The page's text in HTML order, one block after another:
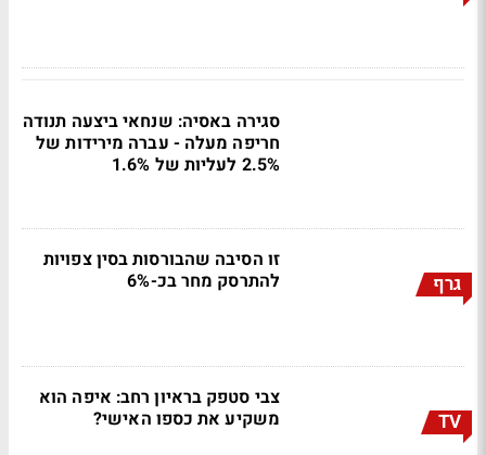
סגירה באסיה: שנחאי ביצעה תנודה
חריפה מעלה - עברה מירידות של
2.5% לעליות של 1.6%
גרף
זו הסיבה שהבורסות בסין צפויות
להתרסק מחר בכ-6%
TV
צבי סטפק בראיון רחב: איפה הוא
משקיע את כספו האישי?